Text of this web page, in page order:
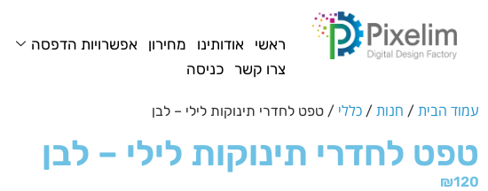
ראשי אודותינו מחירון אפשרויות הדפסה
צרו קשר
כניסה
עמוד הבית / חנות / כללי / טפט לחדרי תינוקות לילי – לבן
טפט לחדרי תינוקות לילי – לבן
₪120